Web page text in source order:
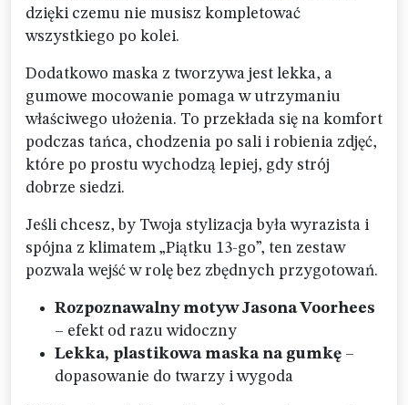
dzięki czemu nie musisz kompletować
wszystkiego po kolei.
Dodatkowo maska z tworzywa jest lekka, a
gumowe mocowanie pomaga w utrzymaniu
właściwego ułożenia. To przekłada się na komfort
podczas tańca, chodzenia po sali i robienia zdjęć,
które po prostu wychodzą lepiej, gdy strój
dobrze siedzi.
Jeśli chcesz, by Twoja stylizacja była wyrazista i
spójna z klimatem „Piątku 13-go”, ten zestaw
pozwala wejść w rolę bez zbędnych przygotowań.
Rozpoznawalny motyw Jasona Voorhees
– efekt od razu widoczny
Lekka, plastikowa maska na gumkę –
dopasowanie do twarzy i wygoda